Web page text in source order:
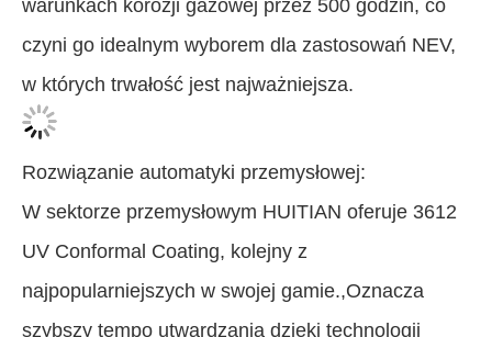
warunkach korozji gazowej przez 500 godzin, co
czyni go idealnym wyborem dla zastosowań NEV,
w których trwałość jest najważniejsza.
Rozwiązanie automatyki przemysłowej:
W sektorze przemysłowym HUITIAN oferuje 3612
UV Conformal Coating, kolejny z
najpopularniejszych w swojej gamie.,Oznacza
szybszy tempo utwardzania dzięki technologii